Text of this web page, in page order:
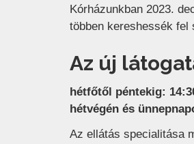
Kórházunkban 2023.
többen kereshessék fel
Az új
hétfőtől péntekig:
hétvégén és
Az ellátás specialitása